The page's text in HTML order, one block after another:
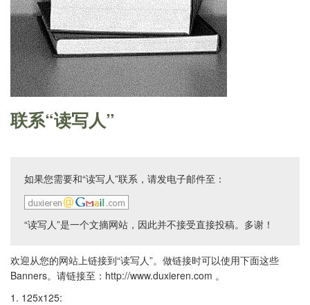
联系“读写人”
如果您需要和“读写人”联系，请发电子邮件至：
“读写人”是一个文摘网站，因此并不接受直接投稿。多谢！
欢迎从您的网站上链接到“读写人”。做链接时可以使用下面这些
Banners。请链接至：http://www.duxieren.com 。
1. 125x125: